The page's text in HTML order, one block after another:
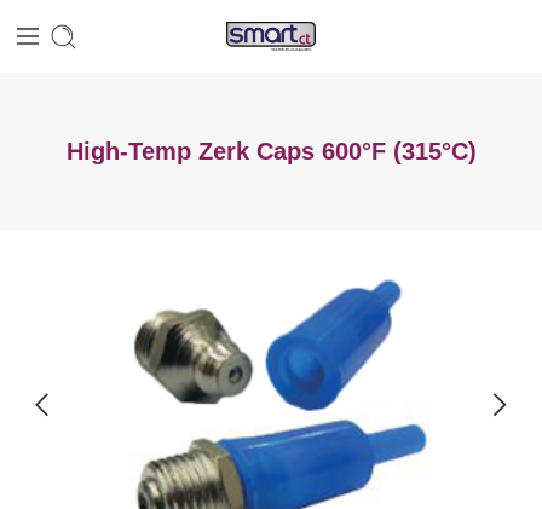
High-Temp Zerk Caps 600°F (315°C)